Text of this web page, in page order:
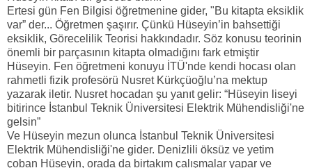
Ertesi gün Fen Bilgisi öğretmenine gider, "Bu kitapta eksiklik
var” der... Öğretmen şaşırır. Çünkü Hüseyin’in bahsettiği
eksiklik, Görecelilik Teorisi hakkındadır. Söz konusu teorinin
önemli bir parçasının kitapta olmadığını fark etmiştir
Hüseyin. Fen öğretmeni konuyu İTÜ'nde kendi hocası olan
rahmetli fizik profesörü Nusret Kürkçüoğlu’na mektup
yazarak iletir. Nusret hocadan şu yanıt gelir: “Hüseyin liseyi
bitirince İstanbul Teknik Üniversitesi Elektrik Mühendisliği'ne
gelsin”
Ve Hüseyin mezun olunca İstanbul Teknik Üniversitesi
Elektrik Mühendisliği'ne gider. Denizlili öksüz ve yetim
çoban Hüseyin, orada da birtakım çalışmalar yapar ve